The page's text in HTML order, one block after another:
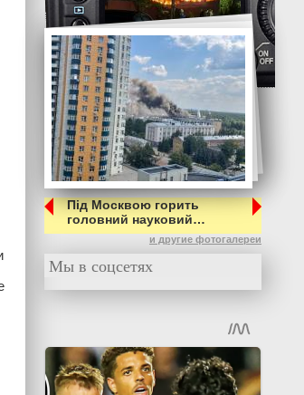
Під Москвою горить
головний науковий…
и другие фотогалереи
Мы в соцсетях